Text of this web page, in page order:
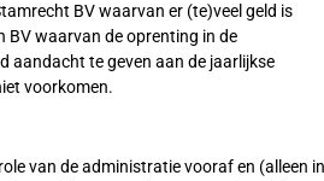
BV waarvan er (te)veel geld is
BV waarvan de oprenting in de
aandacht te geven aan de jaarlijkse
voorkomen.
van de administratie vooraf en (alleen